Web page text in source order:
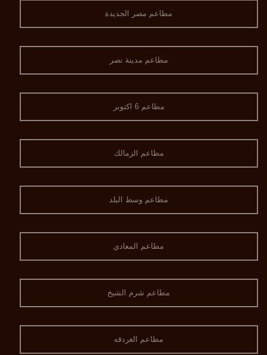
مطاعم مصر الجديدة
مطاعم مدينة نصر
مطاعم 6 اكتوبر
مطاعم الزمالك
مطاعم وسط البلد
مطاعم المعادي
مطاعم شرم الشيخ
مطاعم الغردقه